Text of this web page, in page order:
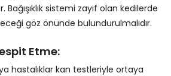
Bağışıklık sistemi zayıf olan kedilerde
göz önünde bulundurulmalıdır.
Etme:
hastalıklar kan testleriyle ortaya